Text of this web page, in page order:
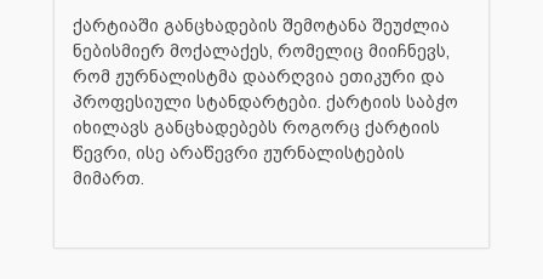
ქარტიაში განცხადების შემოტანა შეუძლია
ნებისმიერ მოქალაქეს, რომელიც მიიჩნევს,
რომ ჟურნალისტმა დაარღვია ეთიკური და
პროფესიული სტანდარტები. ქარტიის საბჭო
იხილავს განცხადებებს როგორც ქარტიის
წევრი, ისე არაწევრი ჟურნალისტების
მიმართ.